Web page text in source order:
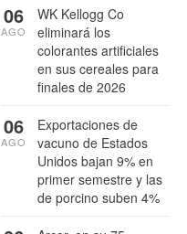
WK Kellogg Co
eliminará los
colorantes artificiales
en sus cereales para
finales de 2026
06
AGO
Exportaciones de
vacuno de Estados
Unidos bajan 9% en
primer semestre y las
de porcino suben 4%
06
AGO